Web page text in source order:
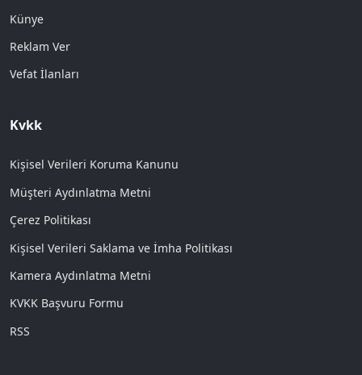
Künye
Reklam Ver
Vefat İlanları
Kvkk
Kişisel Verileri Koruma Kanunu
Müşteri Aydınlatma Metni
Çerez Politikası
Kişisel Verileri Saklama ve İmha Politikası
Kamera Aydınlatma Metni
KVKK Başvuru Formu
RSS